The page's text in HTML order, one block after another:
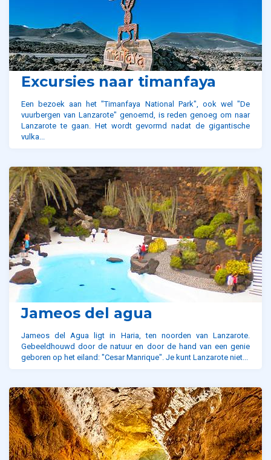
Excursies naar timanfaya
Een bezoek aan het "Timanfaya National Park", ook wel "De
vuurbergen van Lanzarote" genoemd, is reden genoeg om naar
Lanzarote te gaan. Het wordt gevormd nadat de gigantische
vulka...
Jameos del agua
Jameos del Agua ligt in Haria, ten noorden van Lanzarote.
Gebeeldhouwd door de natuur en door de hand van een genie
geboren op het eiland: "Cesar Manrique". Je kunt Lanzarote niet...